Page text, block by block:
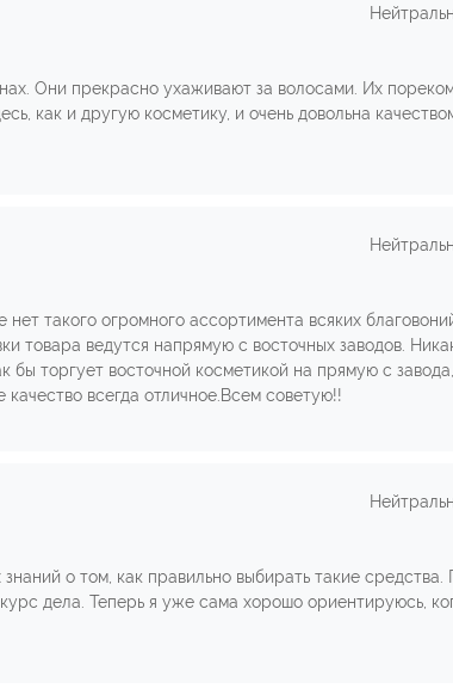
Они прекрасно ухаживают за волосами. Их
как и другую косметику, и очень довольна
такого огромного ассортимента всяких
товара ведутся напрямую с восточных заводов.
торгует восточной косметикой на прямую с
всегда отличное.Всем советую!!
о том, как правильно выбирать такие средства.
дела. Теперь я уже сама хорошо ориентируюсь,